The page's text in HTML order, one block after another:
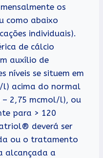
os
como abaixo
individuais).
de cálcio
auxílio de
níveis se situem em
l) acima do normal
2,75 mcmol/l), ou
para > 120
deverá ser
ou o tratamento
alcançada a